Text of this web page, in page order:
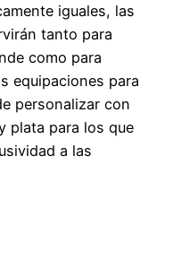
iguales, las
tanto para
como para
equipaciones para
personalizar con
plata para los que
a las